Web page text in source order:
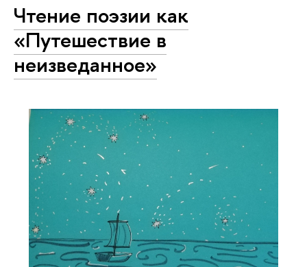
Чтение поэзии как
«Путешествие в
неизведанное»